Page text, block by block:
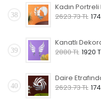
38
2623.73 TL
39
2880 TL 1920
40
2623.73 TL